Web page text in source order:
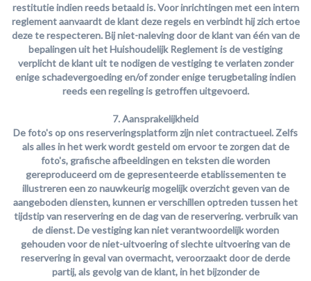
restitutie indien reeds betaald is. Voor inrichtingen met een intern
reglement aanvaardt de klant deze regels en verbindt hij zich ertoe
deze te respecteren. Bij niet-naleving door de klant van één van de
bepalingen uit het Huishoudelijk Reglement is de vestiging
verplicht de klant uit te nodigen de vestiging te verlaten zonder
enige schadevergoeding en/of zonder enige terugbetaling indien
reeds een regeling is getroffen uitgevoerd.
7. Aansprakelijkheid
De foto's op ons reserveringsplatform zijn niet contractueel. Zelfs
als alles in het werk wordt gesteld om ervoor te zorgen dat de
foto's, grafische afbeeldingen en teksten die worden
gereproduceerd om de gepresenteerde etablissementen te
illustreren een zo nauwkeurig mogelijk overzicht geven van de
aangeboden diensten, kunnen er verschillen optreden tussen het
tijdstip van reservering en de dag van de reservering. verbruik van
de dienst. De vestiging kan niet verantwoordelijk worden
gehouden voor de niet-uitvoering of slechte uitvoering van de
reservering in geval van overmacht, veroorzaakt door de derde
partij, als gevolg van de klant, in het bijzonder de